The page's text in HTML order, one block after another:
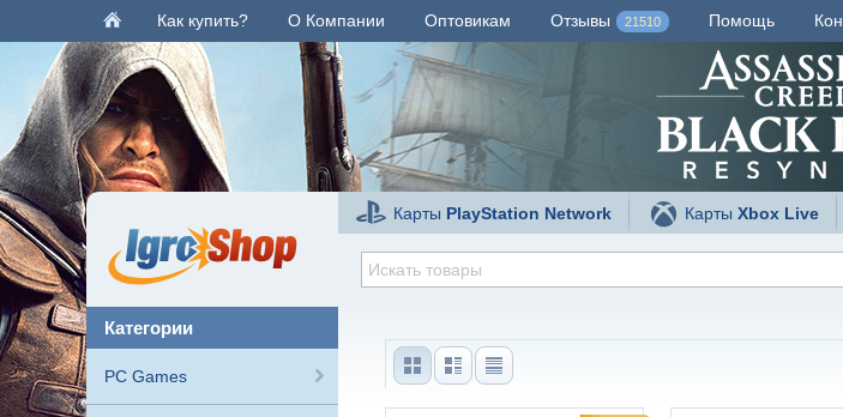
Как купить? О Компании Оптовикам Отзывы 21510 Помощь
Карты PlayStation Network КартыXbox Live
категории
PC Games